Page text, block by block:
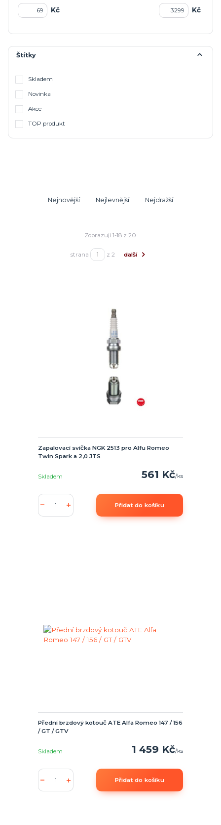
Kč Kč
Štítky
Skladem
Novinka
Akce
TOP produkt
Nejnovější Nejlevnější Nejdražší
Zobrazuji 1-18 z 20
strana z 2 další
Zapalovací svíčka NGK 2513 pro Alfu Romeo
Twin Spark a 2,0 JTS
561 Kč/ks
Skladem
Přidat do košíku
Přední brzdový kotouč ATE Alfa Romeo 147 / 156
/ GT / GTV
1 459 Kč/ks
Skladem
Přidat do košíku